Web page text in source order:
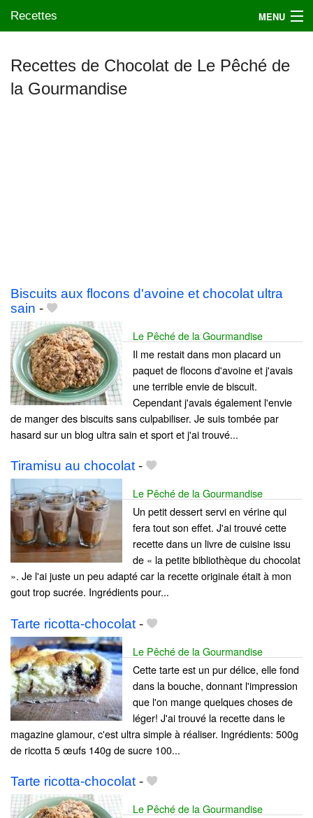
Recettes MENU
Mes blogs préférés
Recettes de Chocolat de Le Pêché de
la Gourmandise
Biscuits aux flocons d'avoine et chocolat ultra
sain -
Le Pêché de la Gourmandise
Il me restait dans mon placard un
paquet de flocons d'avoine et j'avais
une terrible envie de biscuit.
Cependant j'avais également l'envie
de manger des biscuits sans culpabiliser. Je suis tombée par
hasard sur un blog ultra sain et sport et j'ai trouvé...
Tiramisu au chocolat-
Le Pêché de la Gourmandise
Un petit dessert servi en vérine qui
fera tout son effet. J'ai trouvé cette
recette dans un livre de cuisine issu
de « la petite bibliothèque du chocolat
». Je l'ai juste un peu adapté car la recette originale était à mon
gout trop sucrée. Ingrédients pour...
Tarte ricotta-chocolat -
Le Pêché de la Gourmandise
Cette tarte est un pur délice, elle fond
dans la bouche, donnant l'impression
que l'on mange quelques choses de
léger! J'ai trouvé la recette dans le
magazine glamour, c'est ultra simple à réaliser. Ingrédients: 500g
de ricotta 5 œufs 140g de sucre 100...
Tarte ricotta-chocolat -
Le Pêché de la Gourmandise